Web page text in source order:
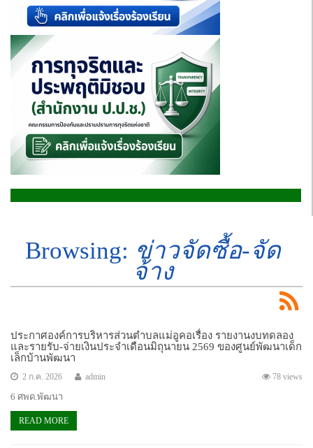
Browsing: ข่าวจัดซื้อ-จัด
จ้าง
ประกาศองค์การบริหารส่วนตำบลแม่อูคอเรื่อง รายงานงบทดลอง
และรายรับ-จ่ายเงินประจำเดือนมิถุนายน 2569 ของศูนย์พัฒนาเด็ก
เล็กบ้านพัฒนา
2 ก.ค. 2026 78 views
admin
6 ศพด.พัฒนา
READ MORE